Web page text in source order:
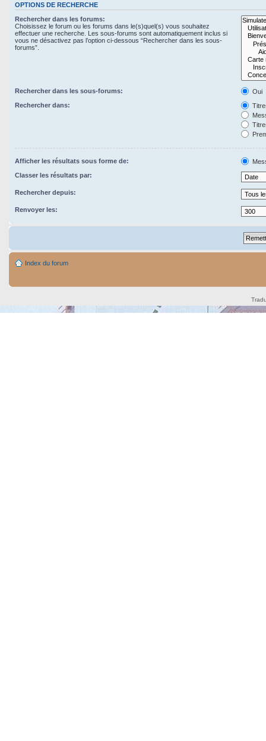
OPTIONS DE RECHERCHE
Rechercher dans les forums:
Choisissez le forum ou les forums dans le(s)quel(s) vous souhaitez
effectuer une recherche. Les sous-forums sont automatiquement inclus si
vous ne désactivez pas l’option ci-dessous “Rechercher dans les sous-
forums”.
Rechercher dans les sous-forums:
Oui
Rechercher dans:
Afficher les résultats sous forme de:
Classer les résultats par:
Rechercher depuis:
Renvoyer les:
Index du forum